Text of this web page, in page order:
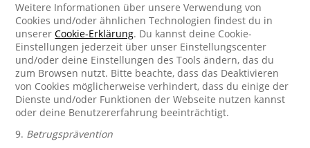
Weitere Informationen über unsere Verwendung von
Cookies und/oder ähnlichen Technologien findest du in
unsererCookie-Erklärung. Du kannst deine Cookie-
Einstellungen jederzeit über unser Einstellungscenter
und/oder deine Einstellungen des Tools ändern, das du
zum Browsen nutzt. Bitte beachte, dass das Deaktivieren
von Cookies möglicherweise verhindert, dass du einige der
Dienste und/oder Funktionen der Webseite nutzen kannst
oder deine Benutzererfahrung beeinträchtigt.
9. Betrugsprävention